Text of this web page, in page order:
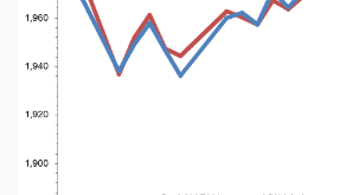
CÔNG
CỤ
ĐẦU
TƯ